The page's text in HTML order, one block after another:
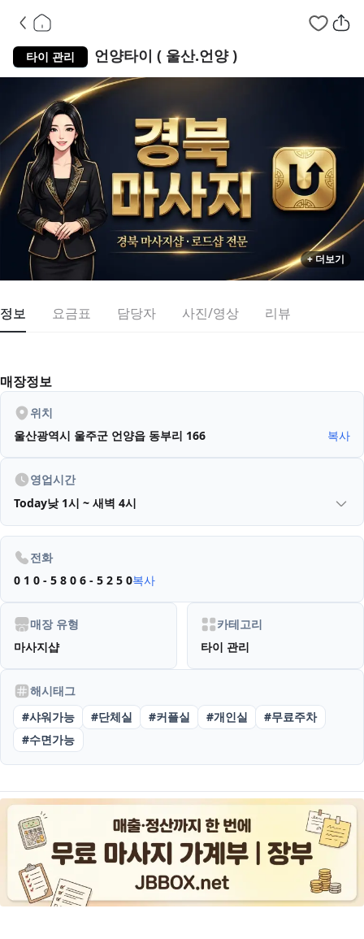
타이 관리 언양타이 ( 울산.언양 )울산 울주군 언양읍
+ 더보기
정보 요금표 담당자 사진/영상 리뷰
매장정보
위치
울산광역시 울주군 언양읍 동부리 166
복사
영업시간
Today낮 1시 ~ 새벽 4시
전화
0 1 0 - 5 8 0 6 - 5 2 5 0복사
매장 유형
마사지샵
카테고리
타이 관리
해시태그
#샤워가능 #단체실 #커플실 #개인실 #무료주차
#수면가능